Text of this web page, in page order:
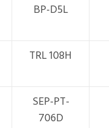
BP-D5L
TRL 108H
SEP-PT-
706D